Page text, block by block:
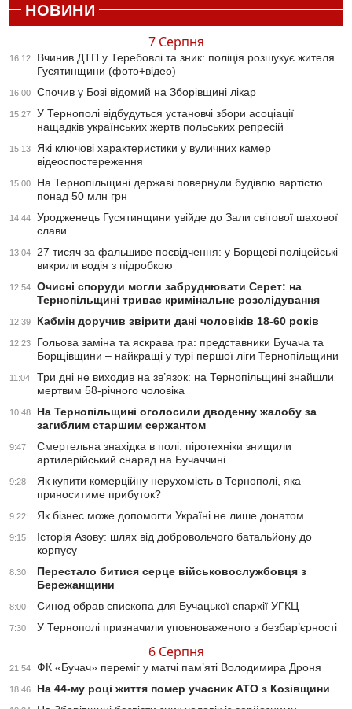
НОВИНИ
7 Серпня
16:12
Вчинив ДТП у Теребовлі та зник: поліція розшукує жителя
Гусятинщини (фото+відео)
16:00 Спочив у Бозі відомий на Зборівщині лікар
15:27
У Тернополі відбудуться установчі збори асоціації
нащадків українських жертв польських репресій
15:13
Які ключові характеристики у вуличних камер
відеоспостереження
15:00
На Тернопільщині державі повернули будівлю вартістю
понад 50 млн грн
14:44
Уродженець Гусятинщини увійде до Зали світової шахової
слави
13:04
27 тисяч за фальшиве посвідчення: у Борщеві поліцейські
викрили водія з підробкою
12:54
Очисні споруди могли забруднювати Серет: на
Тернопільщині триває кримінальне розслідування
12:39 Кабмін доручив звірити дані чоловіків 18-60 років
12:23
Гольова заміна та яскрава гра: представники Бучача та
Борщівщини – найкращі у турі першої ліги Тернопільщини
11:04
Три дні не виходив на зв’язок: на Тернопільщині знайшли
мертвим 58-річного чоловіка
10:48
На Тернопільщині оголосили дводенну жалобу за
загиблим старшим сержантом
9:47
Смертельна знахідка в полі: піротехніки знищили
артилерійський снаряд на Бучаччині
9:28
Як купити комерційну нерухомість в Тернополі, яка
приноситиме прибуток?
9:22 Як бізнес може допомогти Україні не лише донатом
9:15
Історія Азову: шлях від добровольчого батальйону до
корпусу
8:30
Перестало битися серце військовослужбовця з
Бережанщини
8:00 Синод обрав єпископа для Бучацької єпархії УГКЦ
7:30 У Тернополі призначили уповноваженого з безбар’єрності
6 Серпня
21:54 ФК «Бучач» переміг у матчі пам’яті Володимира Дроня
18:46 На 44-му році життя помер учасник АТО з Козівщини